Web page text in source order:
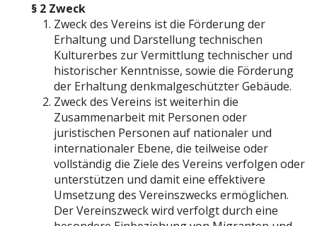
§ 2 Zweck
Zweck des Vereins ist die Förderung der
Erhaltung und Darstellung technischen
Kulturerbes zur Vermittlung technischer und
historischer Kenntnisse, sowie die Förderung
der Erhaltung denkmalgeschützter Gebäude.
Zweck des Vereins ist weiterhin die
Zusammenarbeit mit Personen oder
juristischen Personen auf nationaler und
internationaler Ebene, die teilweise oder
vollständig die Ziele des Vereins verfolgen oder
unterstützen und damit eine effektivere
Umsetzung des Vereinszwecks ermöglichen.
Der Vereinszweck wird verfolgt durch eine